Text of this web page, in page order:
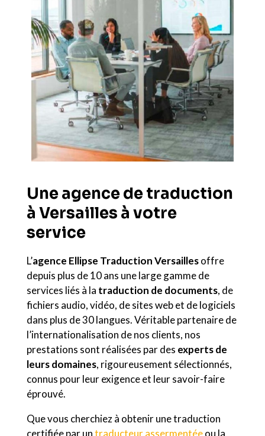
Une agence de traduction
à Versailles à votre
service
L’agence Ellipse Traduction Versaillesoffre
depuis plus de 10 ans une large gamme de
services liés à la traduction de documents, de
fichiers audio, vidéo, de sites web et de logiciels
dans plus de 30 langues. Véritable partenaire de
l’internationalisation de nos clients, nos
prestations sont réalisées par des experts de
leurs domaines, rigoureusement sélectionnés,
connus pour leur exigence et leur savoir-faire
éprouvé.
Que vous cherchiez à obtenir une traduction